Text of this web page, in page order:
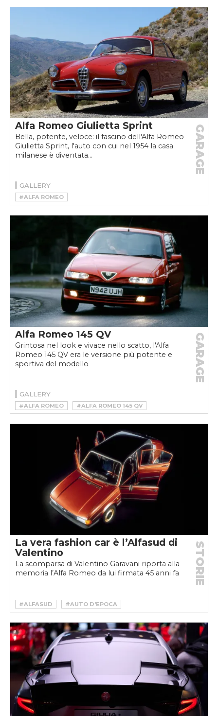
Alfa Romeo Giulietta Sprint
Bella, potente, veloce: il fascino dell'Alfa Romeo
Giulietta Sprint, l'auto con cui nel 1954 la casa
milanese è diventata...
GARAGE
GALLERY
#ALFA ROMEO
#ALFA ROMEO GIULIETTA SPRINT
#ALFA ROMEO GIULIETTA SPRINT STORIA
Alfa Romeo 145 QV
Grintosa nel look e vivace nello scatto, l'Alfa
Romeo 145 QV era le versione più potente e
sportiva del modello
GARAGE
GALLERY
#ALFA ROMEO
#ALFA ROMEO 145 QV
#ALFA ROMEO 145 QV STORIA
La vera fashion car è l’Alfasud di
Valentino
La scomparsa di Valentino Garavani riporta alla
memoria l’Alfa Romeo da lui firmata 45 anni fa
STORIE
#ALFASUD
#AUTO D'EPOCA
#VALENTINO